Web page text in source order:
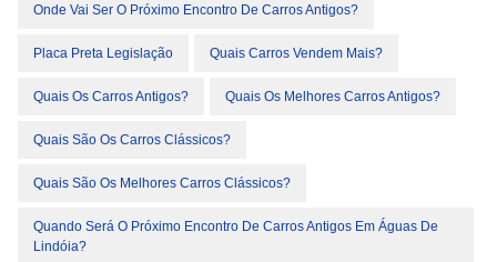
Onde Vai Ser O Próximo Encontro De Carros Antigos?
Placa Preta Legislação Quais Carros Vendem Mais?
Quais Os Carros Antigos? Quais Os Melhores Carros Antigos?
Quais São Os Carros Clássicos?
Quais São Os Melhores Carros Clássicos?
Quando Será O Próximo Encontro De Carros Antigos Em Águas De
Lindóia?